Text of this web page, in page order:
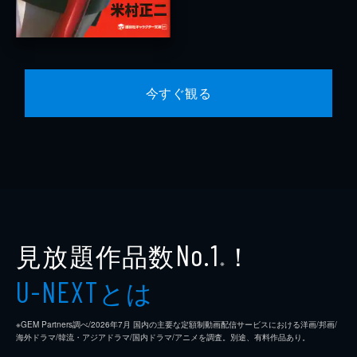
今すぐ観る
見放題作品数No.1 ※ ！
U-NEXTとは
※GEM Partners調べ/2026年7⽉ 国内の主要な定額制動画配信サービスにおける洋画/邦画/
海外ドラマ/韓流・アジアドラマ/国内ドラマ/アニメを調査。別途、有料作品あり。